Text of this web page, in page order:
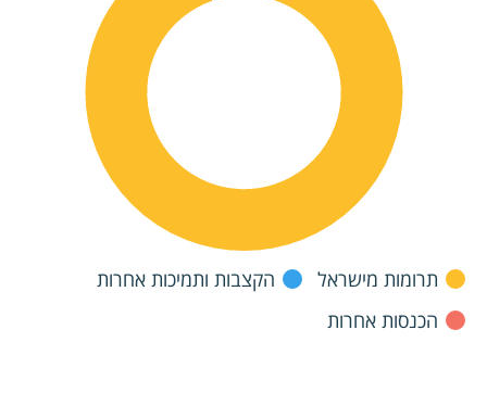
תרומות מישראל
הקצבות ותמיכות אחרות
הכנסות אחרות